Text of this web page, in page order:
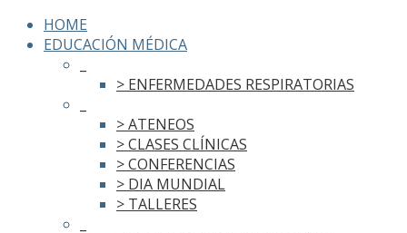
HOME
EDUCACIÓN MÉDICA
> ENFERMEDADES RESPIRATORIAS
> ATENEOS
> CLASES CLÍNICAS
> CONFERENCIAS
> DIA MUNDIAL
> TALLERES